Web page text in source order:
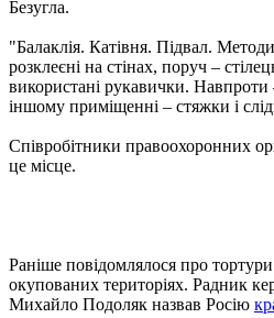
Безугла.
"Балаклія. Катівня. Підвал.
розклеєні на стінах, поруч –
використані рукавички.
іншому приміщенні – стяжки і
Співробітники правоохоронних
це місце.
Раніше повідомлялося про
окупованих територіях. Радник
Михайло Подоляк назвав Росію